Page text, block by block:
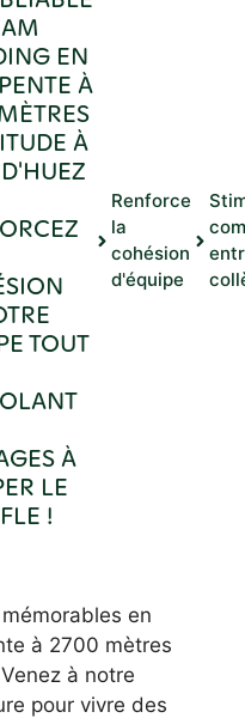
EN
À
À
TOUT
À
LE
!
Renforce
la
cohésion
d'équipe
en
à 2700 mètres
à notre
pour vivre des